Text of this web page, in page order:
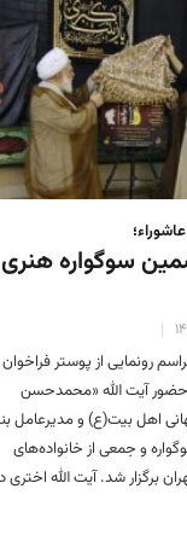
سوگواره هنری
رونمایی از پوستر فراخوان
حضور آیت الله «محمدحسن
اهل بیت(ع) و مدیرعامل
و جمعی از خانواده‌های
برگزار شد. آیت الله اختری